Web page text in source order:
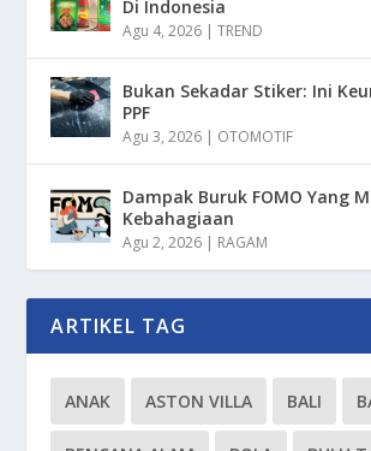
Di Indonesia
Agu 4, 2026 |TREND
Bukan Sekadar Stiker: Ini
PPF
Agu 3, 2026 | OTOMOTIF
Dampak Buruk FOMO Yang
Kebahagiaan
Agu 2, 2026 | RAGAM
ARTIKEL TAG
ANAK ASTON VILLA BALI